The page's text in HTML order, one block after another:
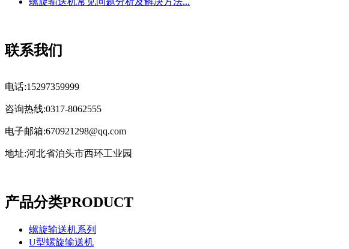
联系我们
电话:15297359999
咨询热线:0317-8062555
电子邮箱:670921298@qq.com
地址:河北省泊头市西环工业园
产品分类PRODUCT
螺旋输送机系列
U型螺旋输送机